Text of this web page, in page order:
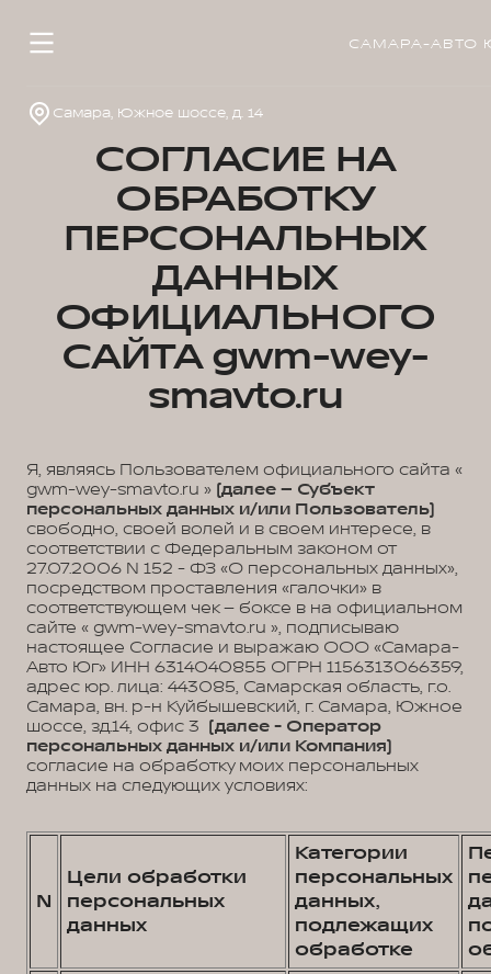
САМАРА-АВТО
Самара, Южное шоссе, д. 14
СОГЛАСИЕ НА
ОБРАБОТКУ
ПЕРСОНАЛЬНЫХ
ДАННЫХ
ОФИЦИАЛЬНОГО
САЙТА gwm-wey-
smavto.ru
Я, являясь Пользователем официального сайта «
gwm-wey-smavto.ru » (далее – Субъект
персональных данных и/или Пользователь)
свободно, своей волей и в своем интересе, в
соответствии с Федеральным законом от
27.07.2006 N 152 - ФЗ «О персональных данных»,
посредством проставления «галочки» в
соответствующем чек – боксе в на официальном
сайте « gwm-wey-smavto.ru », подписываю
настоящее Согласие и выражаю ООО «Самара-
Авто Юг» ИНН 6314040855 ОГРН 1156313066359,
адрес юр. лица: 443085, Самарская область, г.о.
Самара, вн. р-н Куйбышевский, г. Самара, Южное
шоссе, зд.14, офис 3 (далее - Оператор
персональных данных и/или Компания)
согласие на обработку моих персональных
данных на следующих условиях:
N
Цели обработки
персональных
данных
Категории
персональных
данных,
подлежащих
обработке